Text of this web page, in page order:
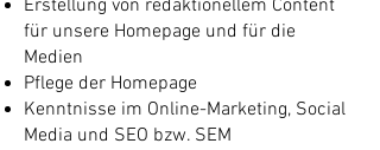
Erstellung von redaktionellem Content
für unsere Homepage und für die
Medien
Pflege der Homepage
Kenntnisse im Online-Marketing, Social
Media und SEO bzw. SEM